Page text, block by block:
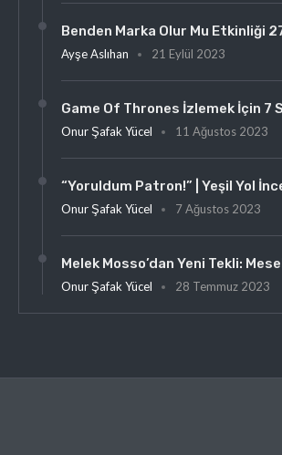
Benden Marka Olur Mu Etkinliği
Ayşe Aslıhan 21 Eylül 2023
Game Of Thrones İzlemek İçin 7
Onur Şafak Yücel 11 Ağustos 2023
“Yoruldum Patron!” | Yeşil Yol
Onur Şafak Yücel 7 Ağustos 2023
Melek Mosso’dan Yeni Tekli:
Onur Şafak Yücel 28 Temmuz 2023